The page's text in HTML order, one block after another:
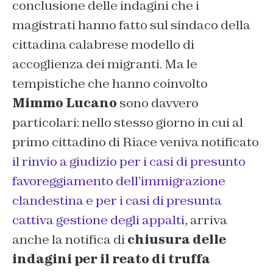
conclusione delle indagini che i
magistrati hanno fatto sul sindaco della
cittadina calabrese modello di
accoglienza dei migranti. Ma le
tempistiche che hanno coinvolto
Mimmo Lucano sono davvero
particolari: nello stesso giorno in cui al
primo cittadino di Riace veniva notificato
il rinvio a giudizio per i casi di presunto
favoreggiamento dell’immigrazione
clandestina e per i casi di presunta
cattiva gestione degli appalti, arriva
anche la notifica dichiusura delle
indagini per il reato di truffa